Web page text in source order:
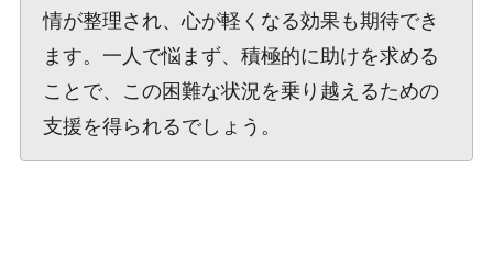
情が整理され、心が軽くなる効果も期待でき
ます。一人で悩まず、積極的に助けを求める
ことで、この困難な状況を乗り越えるための
支援を得られるでしょう。